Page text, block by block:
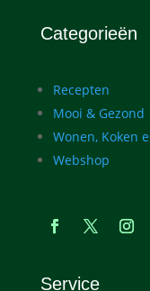
Categorieën
Recepten
Mooi & Gezond
Wonen, Koken
Webshop
Service